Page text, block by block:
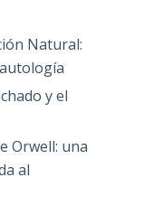
Natural:
y el
Orwell: una
al